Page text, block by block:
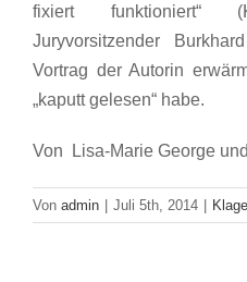
fixiert funktioniert“
Juryvorsitzender
Vortrag der Autorin
„kaputt gelesen“ habe.
Von Lisa-Marie George
Von admin | Juli 5th, 2014 |